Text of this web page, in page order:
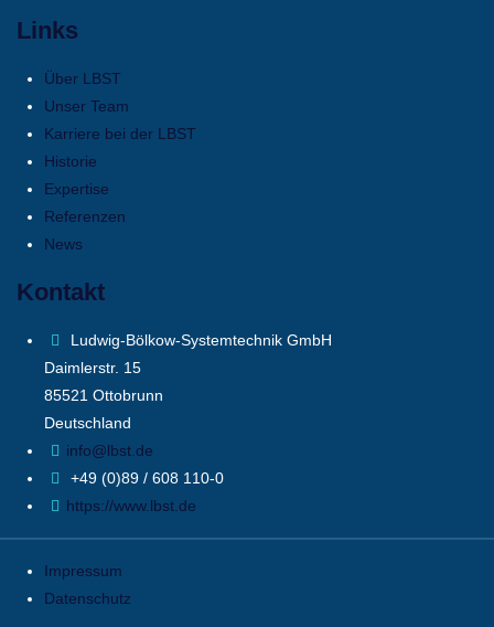
Links
Über LBST
Unser Team
Karriere bei der LBST
Historie
Expertise
Referenzen
News
Kontakt
Ludwig-Bölkow-Systemtechnik GmbH
Daimlerstr. 15
85521 Ottobrunn
Deutschland
info@lbst.de
+49 (0)89 / 608 110-0
https://www.lbst.de
Impressum
Datenschutz